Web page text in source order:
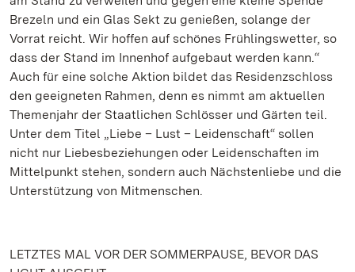
Brezeln und ein Glas Sekt zu genießen, solange der
Vorrat reicht. Wir hoffen auf schönes Frühlingswetter, so
dass der Stand im Innenhof aufgebaut werden kann.“
Auch für eine solche Aktion bildet das Residenzschloss
den geeigneten Rahmen, denn es nimmt am aktuellen
Themenjahr der Staatlichen Schlösser und Gärten teil.
Unter dem Titel „Liebe – Lust – Leidenschaft“ sollen
nicht nur Liebesbeziehungen oder Leidenschaften im
Mittelpunkt stehen, sondern auch Nächstenliebe und die
Unterstützung von Mitmenschen.
LETZTES MAL VOR DER SOMMERPAUSE, BEVOR DAS